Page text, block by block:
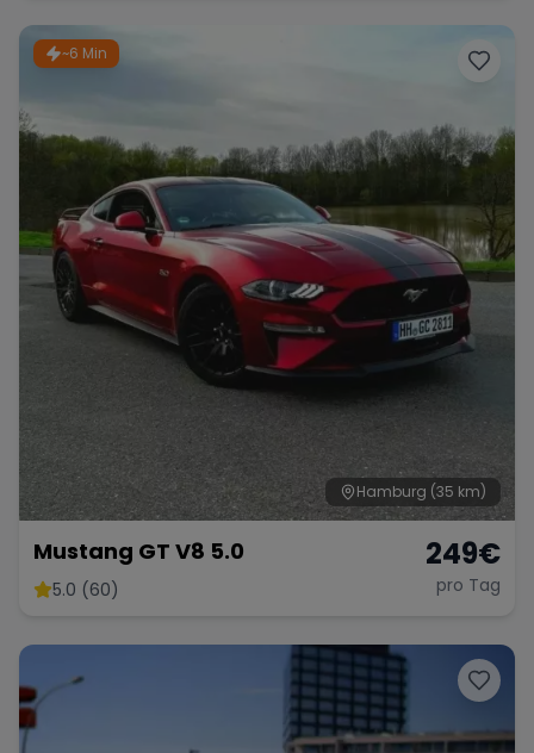
~6 Min
Hamburg (35 km)
Mustang GT V8 5.0
5.0 (60)
249€
pro Tag